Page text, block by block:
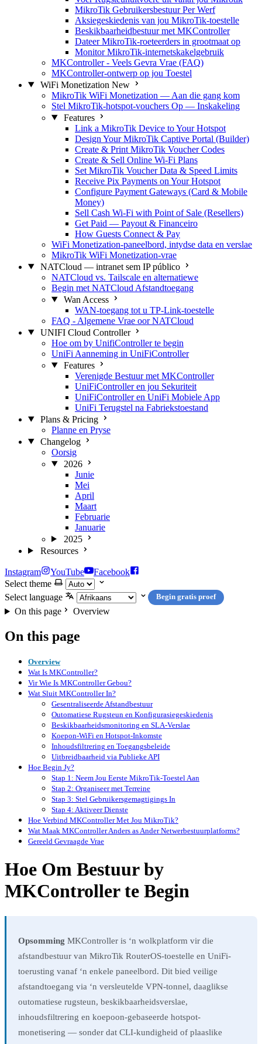
MikroTik Gebruikersbestuur Per Werf
Aksiegeskiedenis van jou MikroTik-toestelle
Beskikbaarheidbestuur met MKController
Dateer MikroTik-roeteerders in grootmaat op
Monitor MikroTik-internetskakelgebruik
MKController - Veels Gevra Vrae (FAQ)
MKController-ontwerp op jou Toestel
WiFi Monetization New
MikroTik WiFi Monetization — Aan die gang kom
Stel MikroTik-hotspot-vouchers Op — Inskakeling
Features
Link a MikroTik Device to Your Hotspot
Design Your MikroTik Captive Portal (Builder)
Create & Print MikroTik Voucher Codes
Create & Sell Online Wi-Fi Plans
Set MikroTik Voucher Data & Speed Limits
Receive Pix Payments on Your Hotspot
Configure Payment Gateways (Card & Mobile
Money)
Sell Cash Wi-Fi with Point of Sale (Resellers)
Get Paid — Payout & Financeiro
How Guests Connect & Pay
WiFi Monetization-paneelbord, intydse data en verslae
MikroTik WiFi Monetization-vrae
NATCloud — intranet sem IP público
NATCloud vs. Tailscale en alternatiewe
Begin met NATCloud Afstandtoegang
Wan Access
WAN-toegang tot u TP-Link-toestelle
FAQ - Algemene Vrae oor NATCloud
UNIFI Cloud Controller
Hoe om by UnifiController te begin
UniFi Aanneming in UniFiController
Features
Verenigde Bestuur met MKController
UniFiController en jou Sekuriteit
UniFiController en UniFi Mobiele App
UniFi Terugstel na Fabriekstoestand
Plans & Pricing
Planne en Pryse
Changelog
Oorsig
2026
Junie
Mei
April
Maart
Februarie
Januarie
2025
Resources
Instagram YouTube
Facebook
Select theme
Select language
Begin gratis proef
On this page Overview
On this page
Overview
Wat Is MKController?
Vir Wie Is MKController Gebou?
Wat Sluit MKController In?
Gesentraliseerde Afstandbestuur
Outomatiese Rugsteun en Konfigurasiegeskiedenis
Beskikbaarheidsmonitoring en SLA-Verslae
Koepon-WiFi en Hotspot-Inkomste
Inhoudsfiltrering en Toegangsbeleide
Uitbreidbaarheid via Publieke API
Hoe Begin Jy?
Stap 1: Neem Jou Eerste MikroTik-Toestel Aan
Stap 2: Organiseer met Terreine
Stap 3: Stel Gebruikersgemagtigings In
Stap 4: Aktiveer Dienste
Hoe Verbind MKController Met Jou MikroTik?
Wat Maak MKController Anders as Ander Netwerbestuurplatforms?
Gereeld Gevraagde Vrae
Hoe Om Bestuur by
MKController te Begin
Opsomming MKController is ‘n wolkplatform vir die
afstandbestuur van MikroTik RouterOS-toestelle en UniFi-
toerusting vanaf ‘n enkele paneelbord. Dit bied veilige
afstandtoegang via ‘n versleutelde VPN-tonnel, daaglikse
outomatiese rugsteun, beskikbaarheidsverslae,
inhoudsfiltrering en koepoon-gebaseerde hotspot-
monetisering — sonder dat CLI-kundigheid of plaaslike